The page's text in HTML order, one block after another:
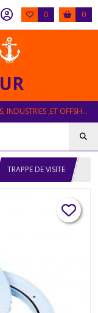
0 0
EQUIPEMENT BATEAU , PÊCHE , PLAISANCE ,LOISIRS, INDUSTRIES ,ET OFFSHORE
TRAPPE DE VISITE